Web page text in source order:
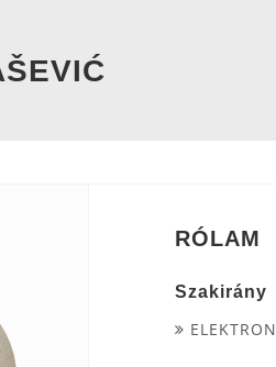
RÓLAM
Szakirány